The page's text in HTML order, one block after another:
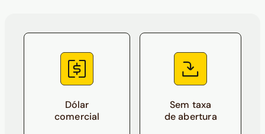
Dólar
comercial
Sem taxa
de abertura